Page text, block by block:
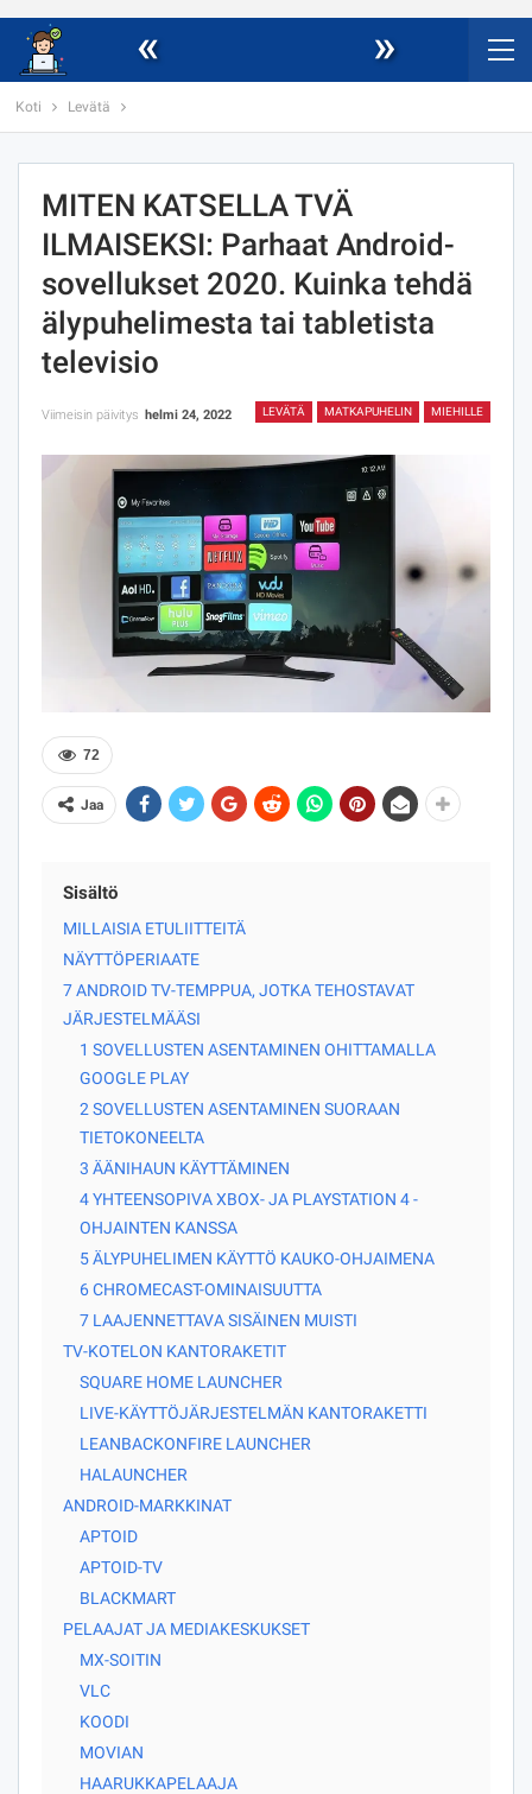
« »
Koti Levätä
MITEN KATSELLA TVÄ
ILMAISEKSI: Parhaat Android-
sovellukset 2020. Kuinka tehdä
älypuhelimesta tai tabletista
televisio
LEVÄTÄ MATKAPUHELIN MIEHILLE
Viimeisin päivitys helmi 24, 2022
72
Jaa
Sisältö
MILLAISIA ​​ETULIITTEITÄ
NÄYTTÖPERIAATE
7 ANDROID TV-TEMPPUA, JOTKA TEHOSTAVAT
JÄRJESTELMÄÄSI
1 SOVELLUSTEN ASENTAMINEN OHITTAMALLA
GOOGLE PLAY
2 SOVELLUSTEN ASENTAMINEN SUORAAN
TIETOKONEELTA
3 ÄÄNIHAUN KÄYTTÄMINEN
4 YHTEENSOPIVA XBOX- JA PLAYSTATION 4 -
OHJAINTEN KANSSA
5 ÄLYPUHELIMEN KÄYTTÖ KAUKO-OHJAIMENA
6 CHROMECAST-OMINAISUUTTA
7 LAAJENNETTAVA SISÄINEN MUISTI
TV-KOTELON KANTORAKETIT
SQUARE HOME LAUNCHER
LIVE-KÄYTTÖJÄRJESTELMÄN KANTORAKETTI
LEANBACKONFIRE LAUNCHER
HALAUNCHER
ANDROID-MARKKINAT
APTOID
APTOID-TV
BLACKMART
PELAAJAT JA MEDIAKESKUKSET
MX-SOITIN
VLC
KOODI
MOVIAN
HAARUKKAPELAAJA